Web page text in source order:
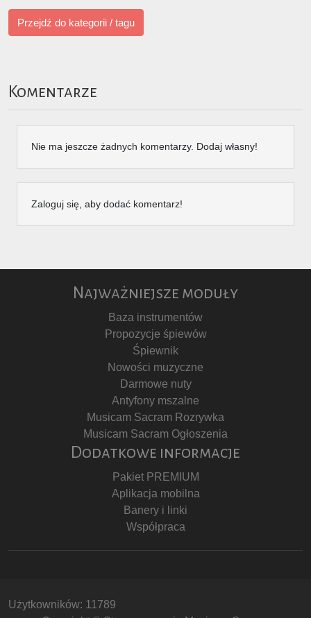
Przejdź do kategorii / tagu
Komentarze
Nie ma jeszcze żadnych komentarzy. Dodaj własny!
Zaloguj się, aby dodać komentarz!
Najważniejsze moduły
Baza instrumentów
Propozycje śpiewów
Śpiewnik
Nowości muzyczne
Darmowe nuty
Antyfony mszalne
Musicam Sacram Rozrywka
Musicam Sacram Ogłoszenia
Dodatkowe informacje
Pakiet PREMIUM
Aplikacja mobilna
Banery i linki
Współpraca
Użytkowników: 11789